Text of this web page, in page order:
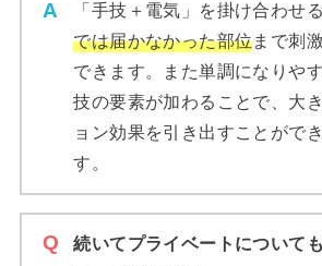
「手技＋電気」を掛け合わせ
では届かなかった部位まで刺
できます。また単調になりや
技の要素が加わることで、大
ョン効果を引き出すことがで
す。
続いてプライベートについて